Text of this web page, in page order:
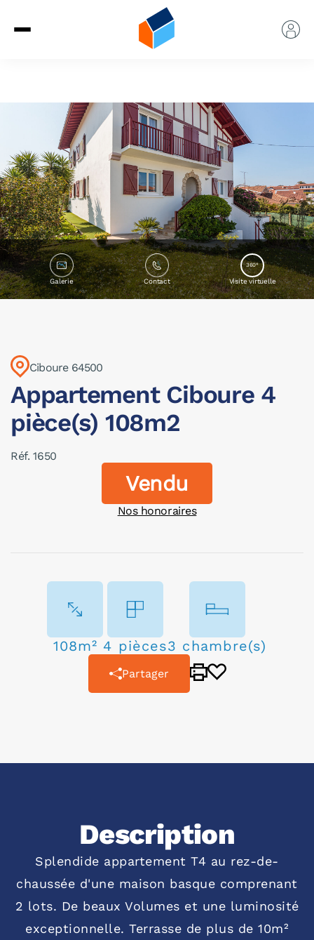
Galerie Contact
360°
Visite virtuelle
Ciboure 64500
Appartement Ciboure 4
pièce(s) 108m2
Réf. 1650
Vendu
Nos honoraires
108m² 4 pièces3 chambre(s)
Partager
Description
Splendide appartement T4 au rez-de-
chaussée d'une maison basque comprenant
2 lots. De beaux Volumes et une luminosité
exceptionnelle. Terrasse de plus de 10m²